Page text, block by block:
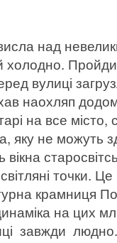
над
Пройди
вулиці
наохляп
на все
яку не можуть
вікна
світляні
крамниця
на цих
завжди